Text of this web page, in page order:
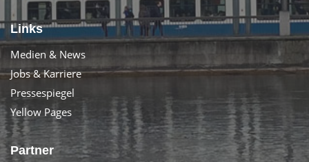
Links
Medien & News
Jobs & Karriere
Pressespiegel
Yellow Pages
Partner